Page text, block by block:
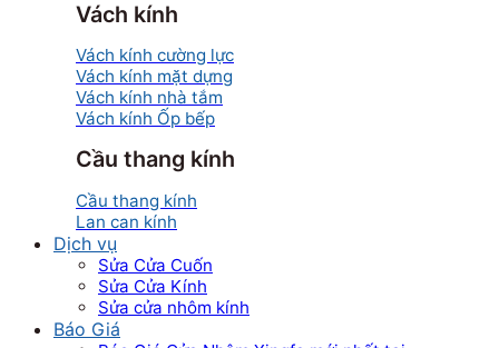
Vách kính
Vách kính cường lực
Vách kính mặt dựng
Vách kính nhà tắm
Vách kính Ốp bếp
Cầu thang kính
Cầu thang kính
Lan can kính
Dịch vụ
Sửa Cửa Cuốn
Sửa Cửa Kính
Sửa cửa nhôm kính
Báo Giá